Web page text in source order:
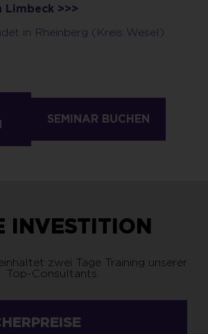
Limbeck >>>
in Rheinberg (Kreis Wesel)
SEMINAR BUCHEN
INVESTITION
zwei Tage Training unserer
Top-Consultants.